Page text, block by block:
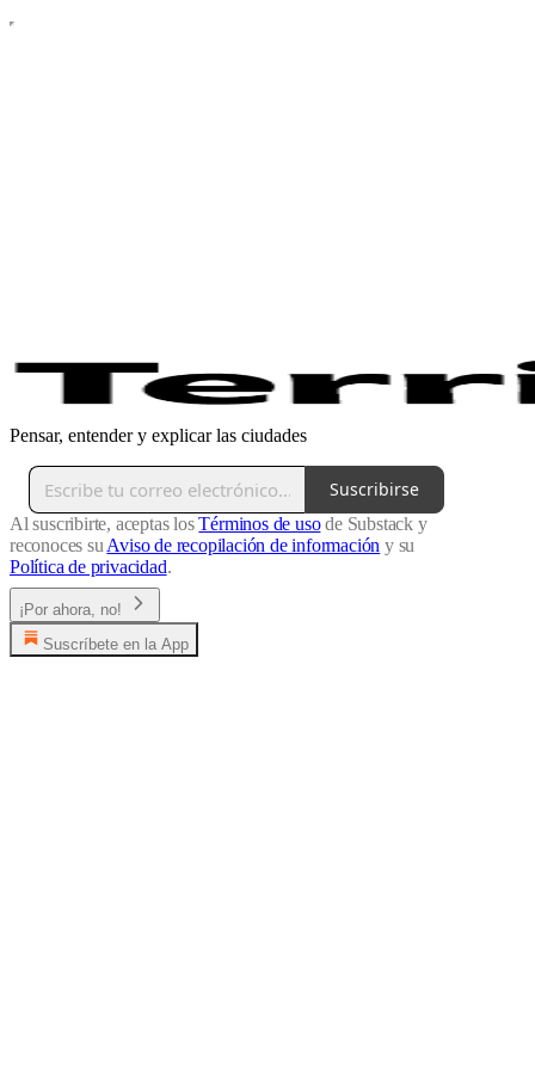
Pensar, entender y explicar las ciudades
Suscribirse
Al suscribirte, aceptas losTérminos de usode Substack y
reconoces su Aviso de recopilación de información y su
Política de privacidad.
¡Por ahora, no!
Suscríbete en la App